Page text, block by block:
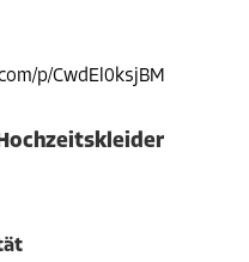
p/CwdEl0ksjBM